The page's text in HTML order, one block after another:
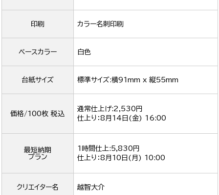
印刷 カラー名刺印刷
ベースカラー 白色
台紙サイズ 標準サイズ:横91mm x 縦55mm
価格/100枚 税込
通常仕上げ:2,530円
仕上り：8月14日(金) 16:00
最短納期
プラン
1時間仕上:5,830円
仕上り：8月10日(月) 10:00
クリエイター名 越智大介